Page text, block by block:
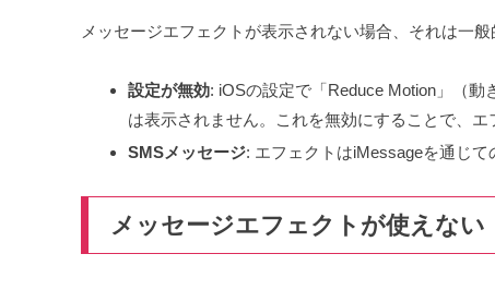
メッセージエフェクトが表示されない場合、それは一
設定が無効: iOSの設定で「Reduce Motion」（
は表示されません。これを無効にすることで、エ
SMSメッセージ: エフェクトはiMessageを通じ
メッセージエフェクトが使えない